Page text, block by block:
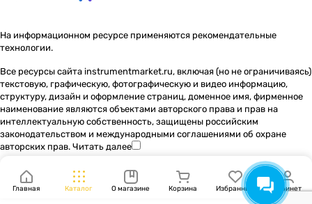
На информационном ресурсе применяются рекомендательные
технологии.
Все ресурсы сайта instrumentmarket.ru, включая (но не ограничиваясь)
текстовую, графическую, фотографическую и видео информацию,
структуру, дизайн и оформление страниц, доменное имя, фирменное
наименование являются объектами авторского права и прав на
интеллектуальную собственность, защищены российским
законодательством и международными соглашениями об охране
авторских прав. Читать далее
Главная Каталог О магазине Корзина Избранные Кабинет